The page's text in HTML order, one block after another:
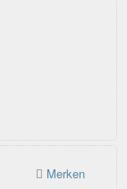
Merken